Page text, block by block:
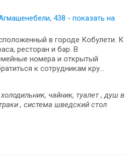
438 - показать на
в городе Кобулети. К
ресторан и бар. В
номера и открытый
к сотрудникам кру...
чайник, туалет , душ в
, система шведский стол